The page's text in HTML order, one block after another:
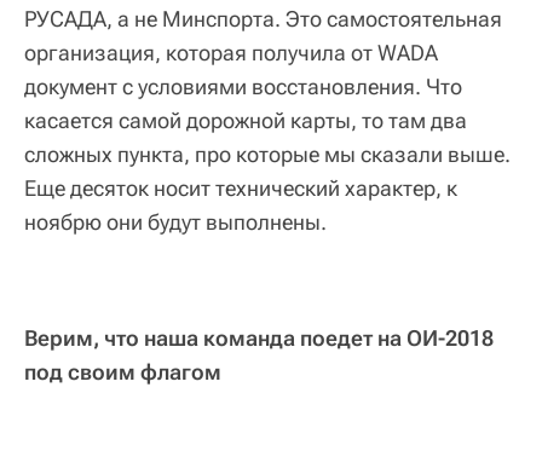
РУСАДА, а не Минспорта. Это самостоятельная
организация, которая получила от WADA
документ с условиями восстановления. Что
касается самой дорожной карты, то там два
сложных пункта, про которые мы сказали выше.
Еще десяток носит технический характер, к
ноябрю они будут выполнены.
Верим, что наша команда поедет на ОИ-2018
под своим флагом